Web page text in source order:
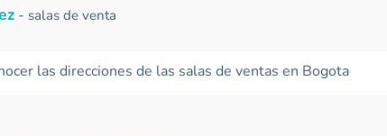
- salas de venta
las direcciones de las salas de ventas en Bogota